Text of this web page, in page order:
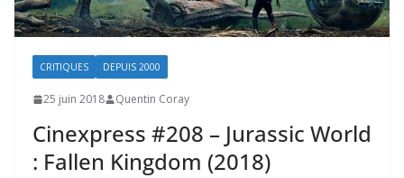
CRITIQUES DEPUIS 2000
25 juin 2018 Quentin Coray
Cinexpress #208 – Jurassic World
: Fallen Kingdom (2018)